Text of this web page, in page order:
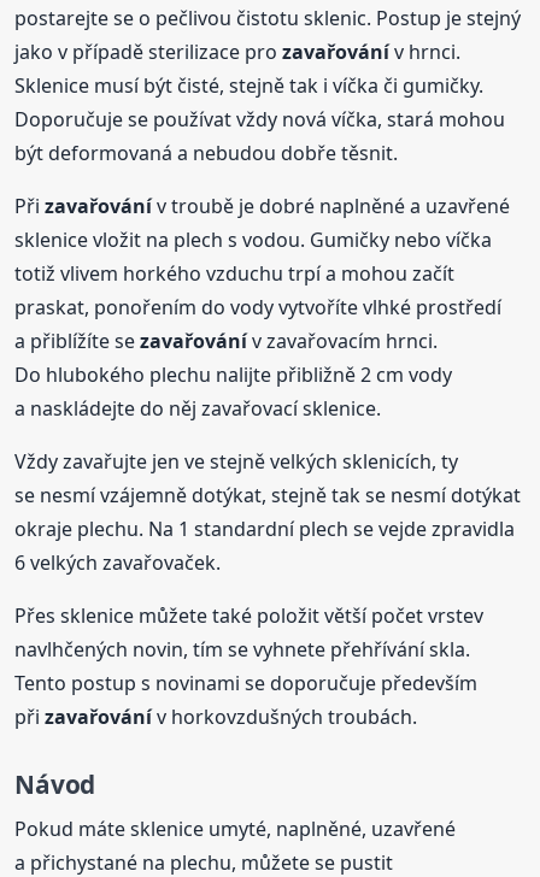
postarejte se o pečlivou čistotu sklenic. Postup je stejný
jako v případě sterilizace prozavařovánív hrnci.
Sklenice musí být čisté, stejně tak i víčka či gumičky.
Doporučuje se používat vždy nová víčka, stará mohou
být deformovaná a nebudou dobře těsnit.
Přizavařovánív troubě je dobré naplněné a uzavřené
sklenice vložit na plech s vodou. Gumičky nebo víčka
totiž vlivem horkého vzduchu trpí a mohou začít
praskat, ponořením do vody vytvoříte vlhké prostředí
a přiblížíte sezavařovánív zavařovacím hrnci.
Do hlubokého plechu nalijte přibližně 2 cm vody
a naskládejte do něj zavařovací sklenice.
Vždy zavařujte jen ve stejně velkých sklenicích, ty
se nesmí vzájemně dotýkat, stejně tak se nesmí dotýkat
okraje plechu. Na 1 standardní plech se vejde zpravidla
6 velkých zavařovaček.
Přes sklenice můžete také položit větší počet vrstev
navlhčených novin, tím se vyhnete přehřívání skla.
Tento postup s novinami se doporučuje především
přizavařovánív horkovzdušných troubách.
Návod
Pokud máte sklenice umyté, naplněné, uzavřené
a přichystané na plechu, můžete se pustit